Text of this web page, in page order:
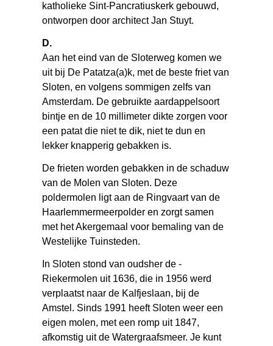
katholieke Sint-Pancratiuskerk gebouwd,
ontworpen door architect Jan Stuyt.
D.
Aan het eind van de Sloterweg komen we
uit bij De Patatza(a)k, met de beste friet van
Sloten, en volgens sommigen zelfs van
Amsterdam. De gebruikte aardappelsoort
bintje en de 10 millimeter dikte zorgen voor
een patat die niet te dik, niet te dun en
lekker knapperig gebakken is.
De frieten worden gebakken in de schaduw
van de Molen van Sloten. Deze
poldermolen ligt aan de Ringvaart van de
Haarlemmermeerpolder en zorgt samen
met het Akergemaal voor bemaling van de
Westelijke Tuinsteden.
In Sloten stond van oudsher de ­
Riekermolen uit 1636, die in 1956 werd
verplaatst naar de Kalfjeslaan, bij de
Amstel. Sinds 1991 heeft Sloten weer een
eigen molen, met een romp uit 1847,
afkomstig uit de Watergraafsmeer. Je kunt